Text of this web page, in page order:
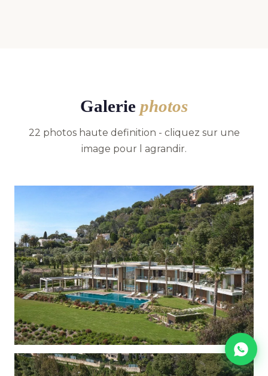
Galerie photos
22 photos haute definition - cliquez sur une
image pour l agrandir.